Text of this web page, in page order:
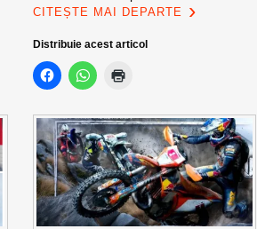
CITEȘTE MAI DEPARTE
Distribuie acest articol